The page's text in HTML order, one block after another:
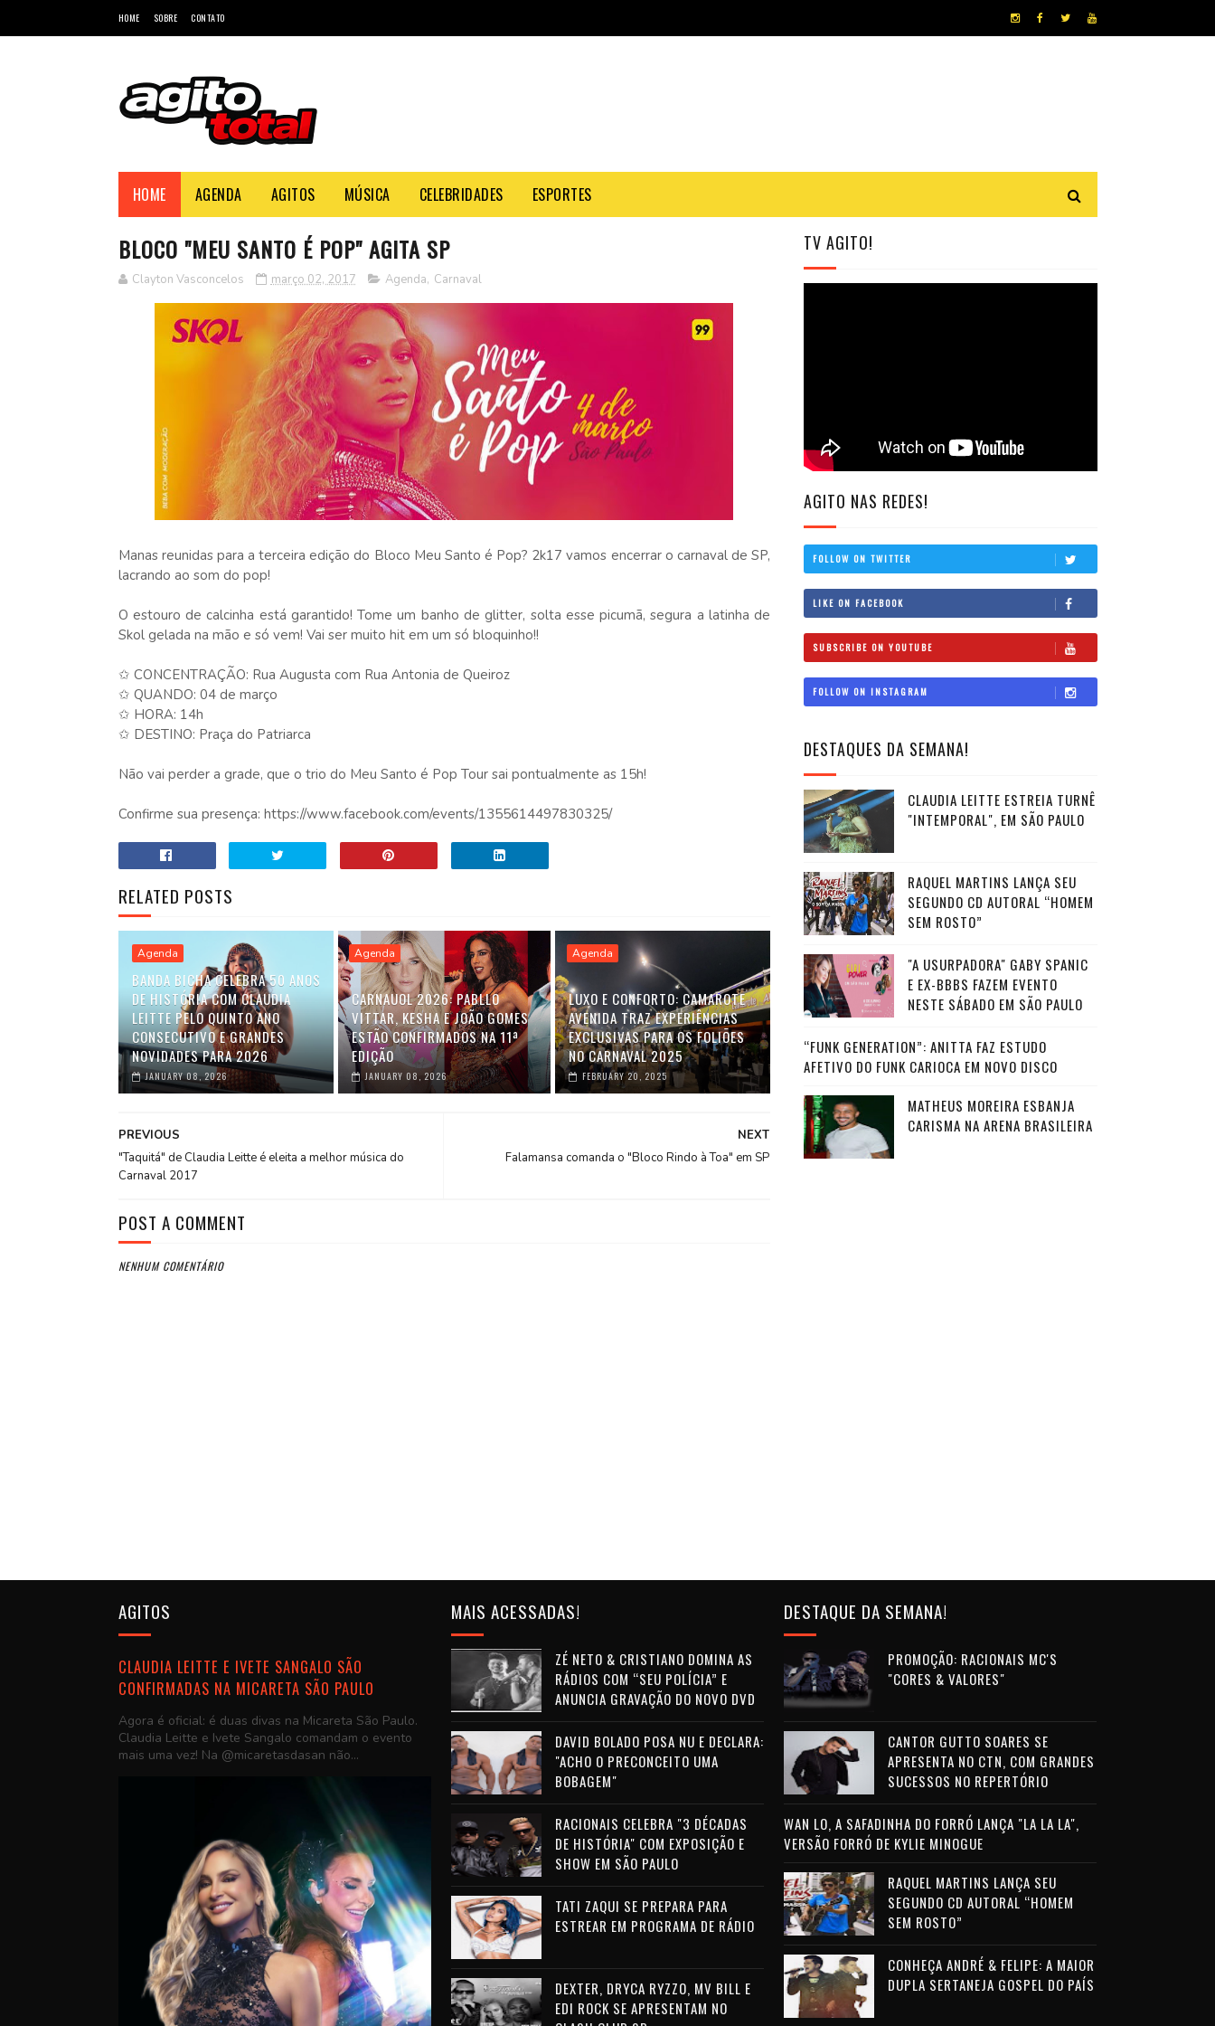
HOME SOBRE CONTATO
HOME AGENDA AGITOS MÚSICA CELEBRIDADES ESPORTES
BLOCO "MEU SANTO É POP" AGITA SP
Clayton Vasconcelos março 02, 2017 Agenda, Carnaval
Manas reunidas para a terceira edição do Bloco Meu Santo é Pop? 2k17 vamos encerrar o carnaval de SP,
lacrando ao som do pop!
O estouro de calcinha está garantido! Tome um banho de glitter, solta esse picumã, segura a latinha de
Skol gelada na mão e só vem! Vai ser muito hit em um só bloquinho!!
✩ CONCENTRAÇÃO: Rua Augusta com Rua Antonia de Queiroz
✩ QUANDO: 04 de março
✩ HORA: 14h
✩ DESTINO: Praça do Patriarca
Não vai perder a grade, que o trio do Meu Santo é Pop Tour sai pontualmente as 15h!
Confirme sua presença: https://www.facebook.com/events/1355614497830325/
RELATED POSTS
Agenda
BANDA BICHA CELEBRA 50 ANOS
DE HISTÓRIA COM CLAUDIA
LEITTE PELO QUINTO ANO
CONSECUTIVO E GRANDES
NOVIDADES PARA 2026
JANUARY 08, 2026
Agenda
CARNAUOL 2026: PABLLO
VITTAR, KESHA E JOÃO GOMES
ESTÃO CONFIRMADOS NA 11ª
EDIÇÃO
JANUARY 08, 2026
Agenda
LUXO E CONFORTO: CAMAROTE
AVENIDA TRAZ EXPERIÊNCIAS
EXCLUSIVAS PARA OS FOLIÕES
NO CARNAVAL 2025
FEBRUARY 20, 2025
NEXT
Falamansa comanda o "Bloco Rindo à Toa" em SP
PREVIOUS
"Taquitá" de Claudia Leitte é eleita a melhor música do
Carnaval 2017
POST A COMMENT
NENHUM COMENTÁRIO
TV AGITO!
AGITO NAS REDES!
FOLLOW ON TWITTER
LIKE ON FACEBOOK
SUBSCRIBE ON YOUTUBE
FOLLOW ON INSTAGRAM
DESTAQUES DA SEMANA!
CLAUDIA LEITTE ESTREIA TURNÊ
"INTEMPORAL", EM SÃO PAULO
RAQUEL MARTINS LANÇA SEU
SEGUNDO CD AUTORAL “HOMEM
SEM ROSTO”
"A USURPADORA" GABY SPANIC
E EX-BBBS FAZEM EVENTO
NESTE SÁBADO EM SÃO PAULO
“FUNK GENERATION”: ANITTA FAZ ESTUDO
AFETIVO DO FUNK CARIOCA EM NOVO DISCO
MATHEUS MOREIRA ESBANJA
CARISMA NA ARENA BRASILEIRA
AGITOS
CLAUDIA LEITTE E IVETE SANGALO SÃO
CONFIRMADAS NA MICARETA SÃO PAULO
Agora é oficial: é duas divas na Micareta São Paulo.
Claudia Leitte e Ivete Sangalo comandam o evento
mais uma vez! Na @micaretasdasan não...
MAIS ACESSADAS!
ZÉ NETO & CRISTIANO DOMINA AS
RÁDIOS COM “SEU POLÍCIA” E
ANUNCIA GRAVAÇÃO DO NOVO DVD
DAVID BOLADO POSA NU E DECLARA:
"ACHO O PRECONCEITO UMA
BOBAGEM"
RACIONAIS CELEBRA "3 DÉCADAS
DE HISTÓRIA" COM EXPOSIÇÃO E
SHOW EM SÃO PAULO
TATI ZAQUI SE PREPARA PARA
ESTREAR EM PROGRAMA DE RÁDIO
DEXTER, DRYCA RYZZO, MV BILL E
EDI ROCK SE APRESENTAM NO
DESTAQUE DA SEMANA!
PROMOÇÃO: RACIONAIS MC'S
"CORES & VALORES"
CANTOR GUTTO SOARES SE
APRESENTA NO CTN, COM GRANDES
SUCESSOS NO REPERTÓRIO
WAN LO, A SAFADINHA DO FORRÓ LANÇA "LA LA LA",
VERSÃO FORRÓ DE KYLIE MINOGUE
RAQUEL MARTINS LANÇA SEU
SEGUNDO CD AUTORAL “HOMEM
SEM ROSTO”
CONHEÇA ANDRÉ & FELIPE: A MAIOR
DUPLA SERTANEJA GOSPEL DO PAÍS